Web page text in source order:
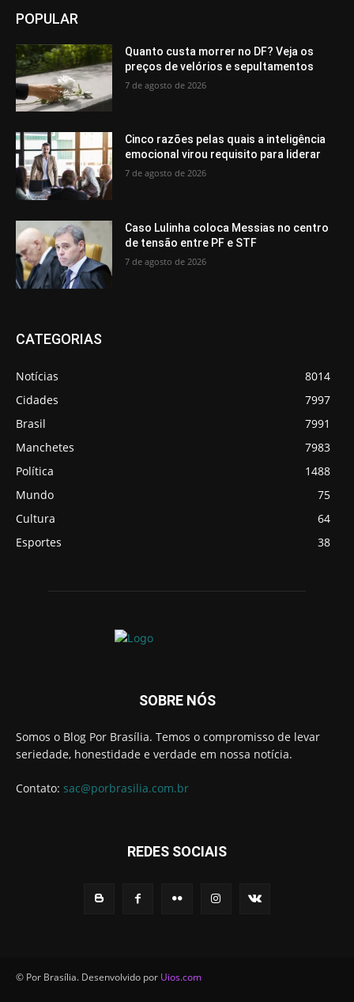
POPULAR
Quanto custa morrer no DF? Veja os
preços de velórios e sepultamentos
7 de agosto de 2026
Cinco razões pelas quais a inteligência
emocional virou requisito para liderar
7 de agosto de 2026
Caso Lulinha coloca Messias no centro
de tensão entre PF e STF
7 de agosto de 2026
CATEGORIAS
Notícias
8014
Cidades
7997
Brasil
7991
Manchetes
7983
Política
1488
Mundo
75
Cultura
64
Esportes
38
SOBRE NÓS
Somos o Blog Por Brasília. Temos o compromisso de levar
seriedade, honestidade e verdade em nossa notícia.
Contato: sac@porbrasilia.com.br
REDES SOCIAIS
© Por Brasília. Desenvolvido por Uios.com